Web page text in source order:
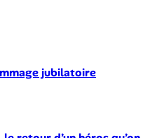
jubilatoire